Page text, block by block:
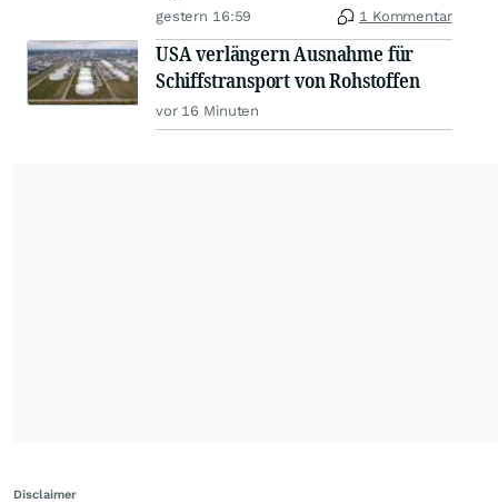
gestern 16:59 1 Kommentar
USA verlängern Ausnahme für
Schiffstransport von Rohstoffen
vor 16 Minuten
Disclaimer